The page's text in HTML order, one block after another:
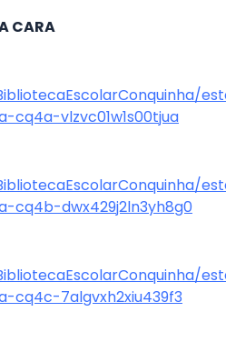
CARA
vlzvc01w1s00tjua
cq4b-dwx429j2ln3yh8g0
cq4c-7algvxh2xiu439f3